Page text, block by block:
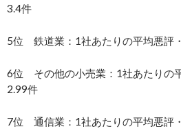
3.4件
5位 鉄道業：1社あたりの平均悪評
6位 その他の小売業：1社あたりの
2.99件
7位 通信業：1社あたりの平均悪評